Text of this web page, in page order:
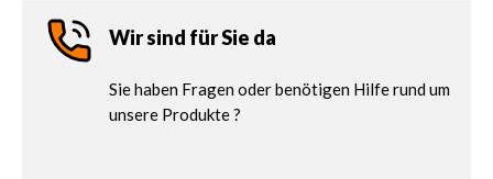
Wir sind für Sie da
Sie haben Fragen oder benötigen Hilfe rund um
unsere Produkte ?